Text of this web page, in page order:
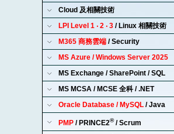
Cloud 及相關技術
LPI Level 1 ‧ 2 ‧ 3 / Linux 相關技術
M365 商務雲端 / Security
MS Azure / Windows Server 2025
MS Exchange / SharePoint / SQL
MS MCSA / MCSE 全科 / .NET
Oracle Database / MySQL / Java
PMP / PRINCE2®/ Scrum